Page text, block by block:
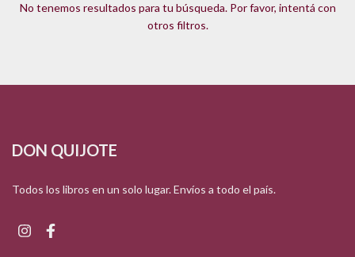
No tenemos resultados para tu búsqueda. Por favor, intentá con
otros filtros.
DON QUIJOTE
Todos los libros en un solo lugar. Envíos a todo el país.